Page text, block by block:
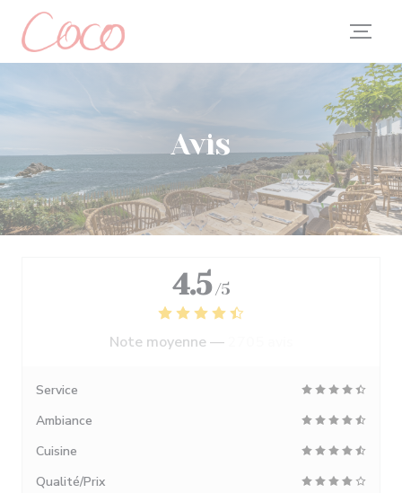
Personnalisation de vos choix en matière de cookies
Avis
4.5 /5
Note moyenne —
Service
Ambiance
Cuisine
Qualité/Prix